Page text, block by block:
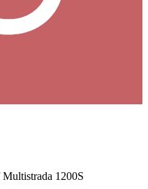
1200S